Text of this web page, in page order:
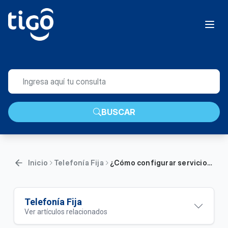
BUSCAR
Inicio Telefonía Fija ¿Cómo configurar servicios especiales en su línea telefónica? | General
Telefonía Fija
Ver artículos relacionados